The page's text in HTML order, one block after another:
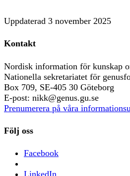
Uppdaterad 3 november 2025
Kontakt
Nordisk information för kunskap
Nationella sekretariatet för
Box 709, SE-405 30 Göteborg
E-post: nikk@genus.gu.se
Prenumerera på våra
Följ oss
Facebook